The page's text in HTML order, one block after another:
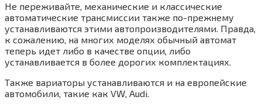
Не переживайте, механические и классические
автоматические трансмиссии также по-прежнему
устанавливаются этими автопроизводителями. Правда,
к сожалению, на многих моделях обычный автомат
теперь идет либо в качестве опции, либо
устанавливается в более дорогих комплектациях.
Также вариаторы устанавливаются и на европейские
автомобили, такие как VW, Audi.